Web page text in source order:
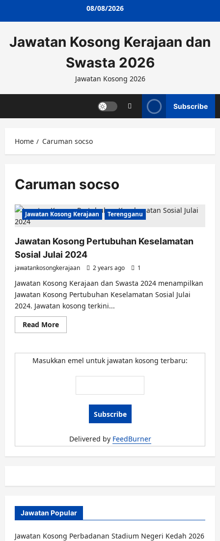
08/08/2026
Jawatan Kosong Kerajaan dan
Swasta 2026
Jawatan Kosong 2026
Subscribe
Home Caruman socso
Caruman socso
Jawatan Kosong Kerajaan Terengganu
Jawatan Kosong Pertubuhan Keselamatan
Sosial Julai 2024
jawatankosongkerajaan 2 years ago 1
Jawatan Kosong Kerajaan dan Swasta 2024 menampilkan
Jawatan Kosong Pertubuhan Keselamatan Sosial Julai
2024. Jawatan kosong terkini...
Read MoreRead
more
Kosong
Pertubuhan
Keselamatan
Masukkan emel untuk jawatan kosong terbaru:
Delivered by FeedBurner
Jawatan Popular
Jawatan Kosong Perbadanan Stadium Negeri Kedah 2026